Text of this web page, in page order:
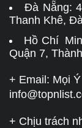
Đà Nẵng:
Thanh Khê,
Hồ Chí
Quận 7,
+ Email: Mọi
+ Chịu trách